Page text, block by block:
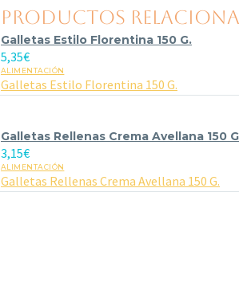
PRODUCTOS
Galletas Estilo Florentina 150 G.
5,35€
ALIMENTACIÓN
Galletas Estilo Florentina 150 G.
Galletas Rellenas Crema Avellana 150
3,15€
ALIMENTACIÓN
Galletas Rellenas Crema Avellana 150 G.